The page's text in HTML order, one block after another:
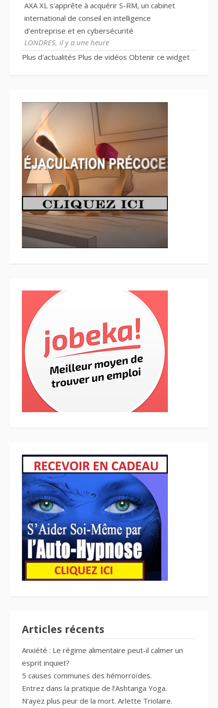
AXA XL s'apprête à acquérir S-RM, un cabinet
international de conseil en intelligence
d'entreprise et en cybersécurité
LONDRES, il y a une heure
Plus d'actualités Plus de vidéos Obtenir ce widget
Articles récents
Anxiété : Le régime alimentaire peut-il calmer un
esprit inquiet?
5 causes communes des hémorroïdes.
Entrez dans la pratique de l’Ashtanga Yoga.
N’ayez plus peur de la mort. Arlette Triolaire.